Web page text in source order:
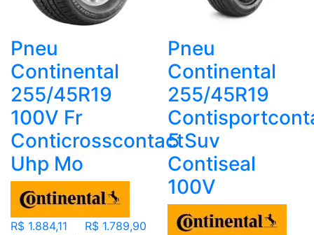
Pneu
Continental
255/45R19
100V Fr
Conticrosscontact
Uhp Mo
R$ 1.884,11 R$ 1.789,90
Pneu
Continental
255/45R19
5 Suv
Contiseal
100V